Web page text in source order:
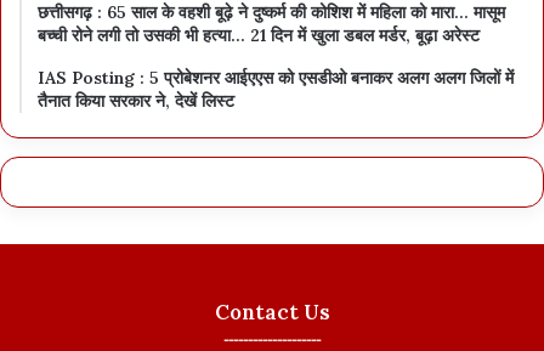
छत्तीसगढ़ : 65 साल के वहशी बूढ़े ने दुष्कर्म की कोशिश में महिला को मारा… मासूम
बच्ची रोने लगी तो उसकी भी हत्या… 21 दिन में खुला डबल मर्डर, बूढ़ा अरेस्ट
IAS Posting : 5 प्रोबेशनर आईएएस को एसडीओ बनाकर अलग अलग जिलों में
तैनात किया सरकार ने, देखें लिस्ट
Contact Us
--------------------